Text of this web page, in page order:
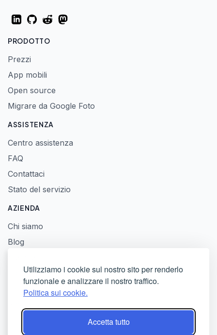
Utilizziamo i cookie sul nostro sito per renderlo
funzionale e analizzare il nostro traffico.
Politica sui cookie.
Accetta tutto
LinkedInGitHubRedditMastodon
PRODOTTO
Prezzi
App mobili
Open source
Migrare da Google Foto
ASSISTENZA
Centro assistenza
FAQ
Contattaci
Stato del servizio
AZIENDA
Chi siamo
Blog
Politica sulla privacy
Termini di servizio